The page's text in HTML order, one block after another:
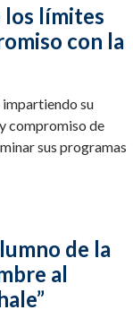
los límites
con la
su
compromiso de
sus programas
de la
al